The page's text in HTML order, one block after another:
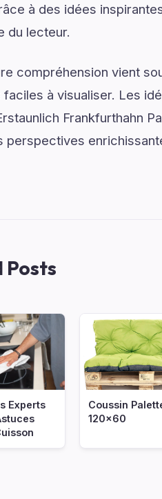
à des idées
du lecteur.
compréhension vient
faciles à visualiser. Les
Frankfurthahn
perspectives
Posts
Experts
Coussin
120x60